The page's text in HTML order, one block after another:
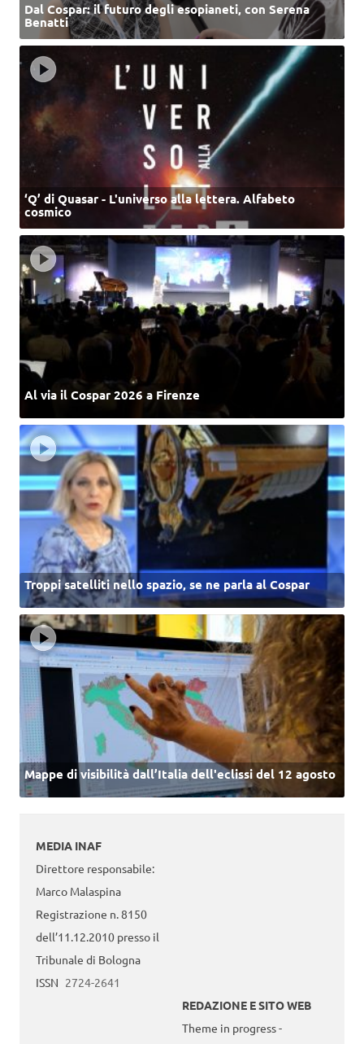
Dal Cospar: il futuro degli esopianeti, con Serena
Benatti
‘Q’ di Quasar - L'universo alla lettera. Alfabeto
cosmico
Al via il Cospar 2026 a Firenze
Troppi satelliti nello spazio, se ne parla al Cospar
Mappe di visibilità dall’Italia dell'eclissi del 12 agosto
MEDIA INAF
Direttore responsabile:
Marco Malaspina
Registrazione n. 8150
dell’11.12.2010 presso il
Tribunale di Bologna
ISSN 2724-2641
REDAZIONE E SITO WEB
Theme in progress -